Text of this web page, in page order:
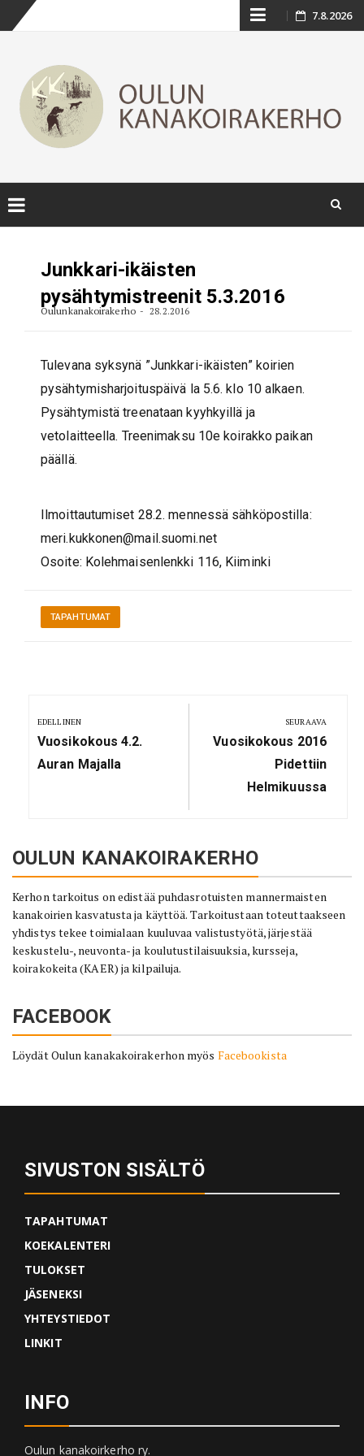
Skip 7.8.2026
Junkkari-ikäisten
pysähtymistreenit 5.3.2016
Oulunkanakoirakerho 28.2.2016
Tulevana syksynä ”Junkkari-ikäisten” koirien
pysähtymisharjoituspäivä la 5.6. klo 10 alkaen.
Pysähtymistä treenataan kyyhkyillä ja
vetolaitteella. Treenimaksu 10e koirakko paikan
päällä.
Ilmoittautumiset 28.2. mennessä sähköpostilla:
meri.kukkonen@mail.suomi.net
Osoite: Kolehmaisenlenkki 116, Kiiminki
TAPAHTUMAT
selaus
EDELLINEN
Previous
Post:
Vuosikokous 4.2.
Auran Majalla
SEURAAVA
Next
Vuosikokous 2016
Pidettiin
Helmikuussa
OULUN KANAKOIRAKERHO
Kerhon tarkoitus on edistää puhdasrotuisten mannermaisten
kanakoirien kasvatusta ja käyttöä. Tarkoitustaan toteuttaakseen
yhdistys tekee toimialaan kuuluvaa valistustyötä, järjestää
keskustelu-, neuvonta- ja koulutustilaisuuksia, kursseja,
koirakokeita (KAER) ja kilpailuja.
FACEBOOK
Löydät Oulun kanakakoirakerhon myös Facebookista
SIVUSTON SISÄLTÖ
TAPAHTUMAT
KOEKALENTERI
TULOKSET
JÄSENEKSI
YHTEYSTIEDOT
LINKIT
INFO
Oulun kanakoirkerho ry.